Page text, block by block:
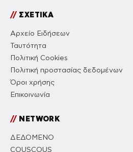
//ΣΧΕΤΙΚΑ
Αρχείο Ειδήσεων
Ταυτότητα
Πολιτική Cookies
Πολιτική προστασίας δεδομένων
Όροι χρήσης
Επικοινωνία
//NETWORK
ΔΕΔΟΜΕΝΟ
COUSCOUS